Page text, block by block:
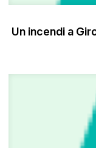
Un incendi a